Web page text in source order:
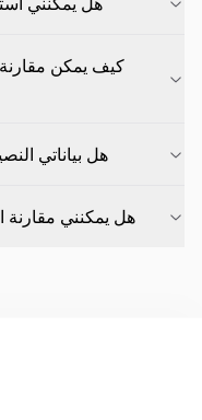
كيف يمكن
هل بياناتي
هل يمكنني مقارنة